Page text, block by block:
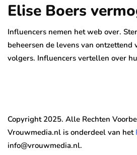
Elise Boers
Influencers nemen het web over.
beheersen de levens van ontzettend
volgers. Influencers vertellen over
Copyright 2025. Alle Rechten
Vrouwmedia.nl is onderdeel van het
info@vrouwmedia.nl.